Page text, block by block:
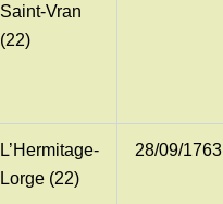
Saint-Vran
(22)
L’Hermitage-
Lorge (22)
28/09/1763